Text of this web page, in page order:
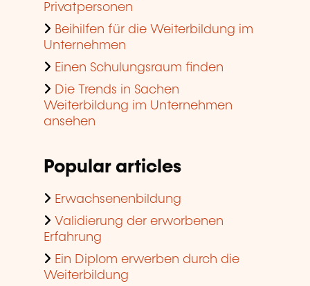
Privatpersonen
Beihilfen für die Weiterbildung im
Unternehmen
Einen Schulungsraum finden
Die Trends in Sachen
Weiterbildung im Unternehmen
ansehen
Popular articles
Erwachsenenbildung
Validierung der erworbenen
Erfahrung
Ein Diplom erwerben durch die
Weiterbildung